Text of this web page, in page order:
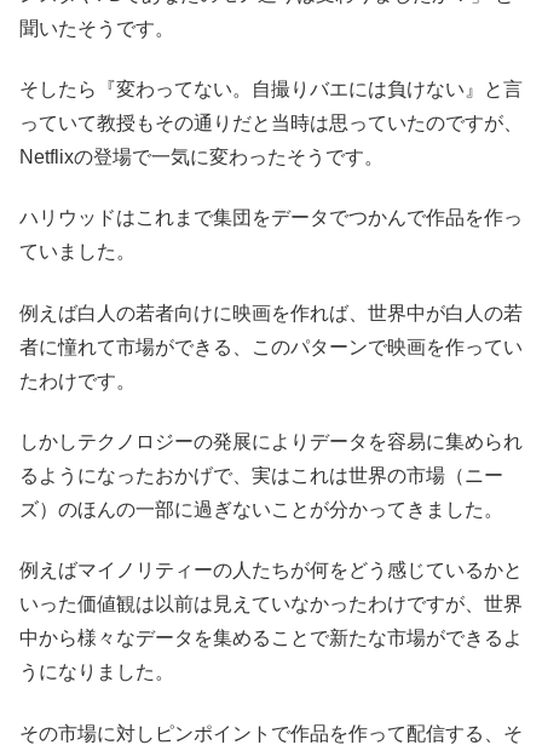
聞いたそうです。
そしたら『変わってない。自撮りバエには負けない』と言
っていて教授もその通りだと当時は思っていたのですが、
Netflixの登場で一気に変わったそうです。
ハリウッドはこれまで集団をデータでつかんで作品を作っ
ていました。
例えば白人の若者向けに映画を作れば、世界中が白人の若
者に憧れて市場ができる、このパターンで映画を作ってい
たわけです。
しかしテクノロジーの発展によりデータを容易に集められ
るようになったおかげで、実はこれは世界の市場（ニー
ズ）のほんの一部に過ぎないことが分かってきました。
例えばマイノリティーの人たちが何をどう感じているかと
いった価値観は以前は見えていなかったわけですが、世界
中から様々なデータを集めることで新たな市場ができるよ
うになりました。
その市場に対しピンポイントで作品を作って配信する、そ